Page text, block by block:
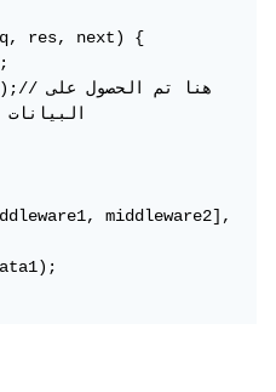
res, next) {
middleware2],